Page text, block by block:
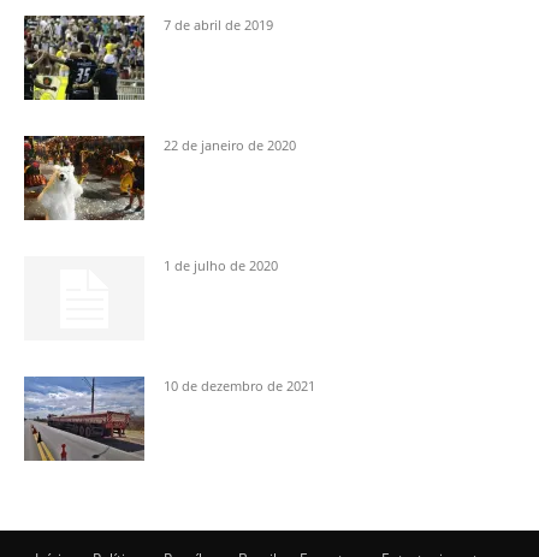
7 de abril de 2019
22 de janeiro de 2020
1 de julho de 2020
10 de dezembro de 2021